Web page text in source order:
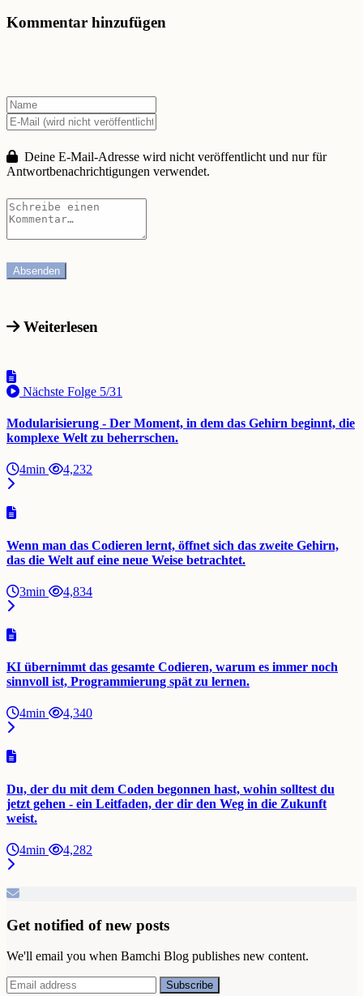
Kommentar hinzufügen
Deine E-Mail-Adresse wird nicht veröffentlicht und nur für
Antwortbenachrichtigungen verwendet.
Weiterlesen
Nächste Folge 5/31
Modularisierung - Der Moment, in dem das Gehirn beginnt, die
komplexe Welt zu beherrschen.
4min 4,232
Wenn man das Codieren lernt, öffnet sich das zweite Gehirn,
das die Welt auf eine neue Weise betrachtet.
3min 4,834
KI übernimmt das gesamte Codieren, warum es immer noch
sinnvoll ist, Programmierung spät zu lernen.
4min 4,340
Du, der du mit dem Coden begonnen hast, wohin solltest du
jetzt gehen - ein Leitfaden, der dir den Weg in die Zukunft
weist.
4min 4,282
Get notified of new posts
We'll email you when Bamchi Blog publishes new content.